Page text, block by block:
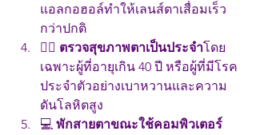
แอลกอฮอล์ทำให้เลนส์ตาเสื่อมเร็ว
กว่าปกติ
🧑‍⚕️ ตรวจสุขภาพตาเป็นประจำโดย
เฉพาะผู้ที่อายุเกิน 40 ปี หรือผู้ที่มีโรค
ประจำตัวอย่างเบาหวานและความ
ดันโลหิตสูง
💻 พักสายตาขณะใช้คอมพิวเตอร์